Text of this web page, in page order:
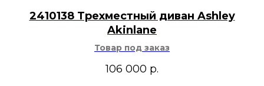
2410138 Трехместный диван Ashley
Akinlane
Товар под заказ
106 000 р.